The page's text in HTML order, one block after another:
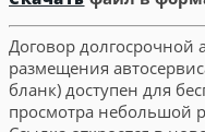
Договор
размещения
бланк) доступен для
просмотра небольшой